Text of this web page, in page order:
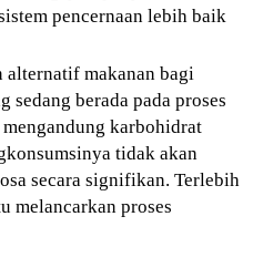
pencernaan lebih baik
alternatif makanan bagi
sedang berada pada proses
karbohidrat
tidak akan
secara signifikan. Terlebih
melancarkan proses